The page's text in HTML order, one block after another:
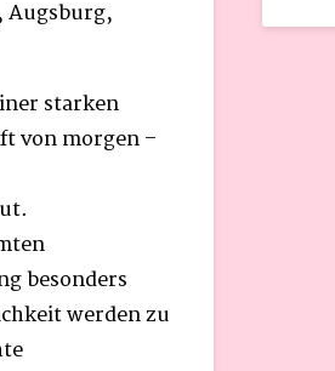
Augsburg,
starken
von morgen –
besonders
werden zu